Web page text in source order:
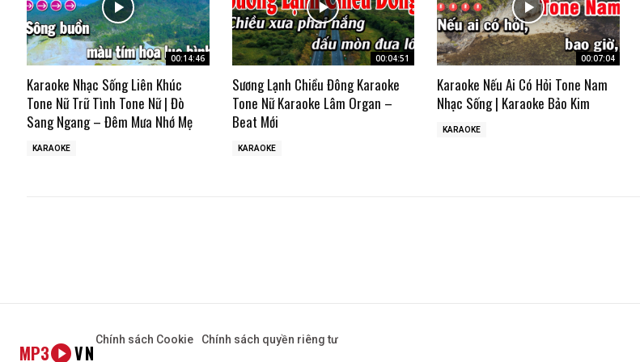
00:14:46
Karaoke Nhạc Sống Liên Khúc
Tone Nữ Trữ Tình Tone Nữ | Đò
Sang Ngang – Đêm Mưa Nhớ Mẹ
KARAOKE
00:04:51
Sương Lạnh Chiều Đông Karaoke
Tone Nữ Karaoke Lâm Organ –
Beat Mới
KARAOKE
00:07:04
Karaoke Nếu Ai Có Hỏi Tone Nam
Nhạc Sống | Karaoke Bảo Kim
KARAOKE
MP3 VN
Chính sách Cookie Chính sách quyền riêng tư